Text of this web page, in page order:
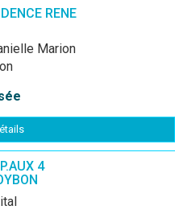
RENE
Marion
4